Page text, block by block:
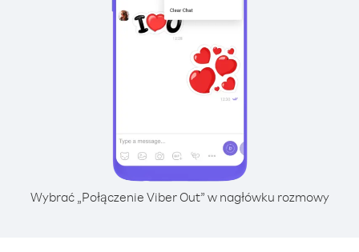
Wybrać „Połączenie Viber Out” w nagłówku rozmowy